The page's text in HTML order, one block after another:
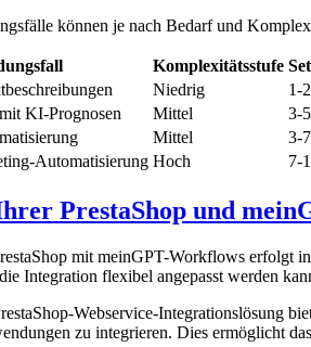
können je nach Bedarf und
Komplexitätsstufe
Niedrig 1-
KI-Prognosen
Mittel 3-
Mittel 3-
Automatisierung Hoch 7-
PrestaShop und
mit meinGPT-Workflows erfolgt
Integration flexibel angepasst werden
Webservice-Integrationslösung
zu integrieren. Dies ermöglicht